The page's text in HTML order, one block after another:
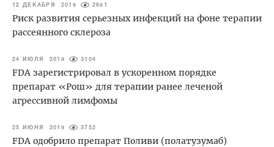
12 ДЕКАБРЯ 2019 2681
Риск развития серьезных инфекций на фоне терапии
рассеянного склероза
24 ИЮЛЯ 2019 3104
FDA зарегистрировал в ускоренном порядке
препарат «Рош» для терапии ранее леченой
агрессивной лимфомы
25 ИЮНЯ 2019 3752
FDA одобрило препарат Поливи (полатузумаб)